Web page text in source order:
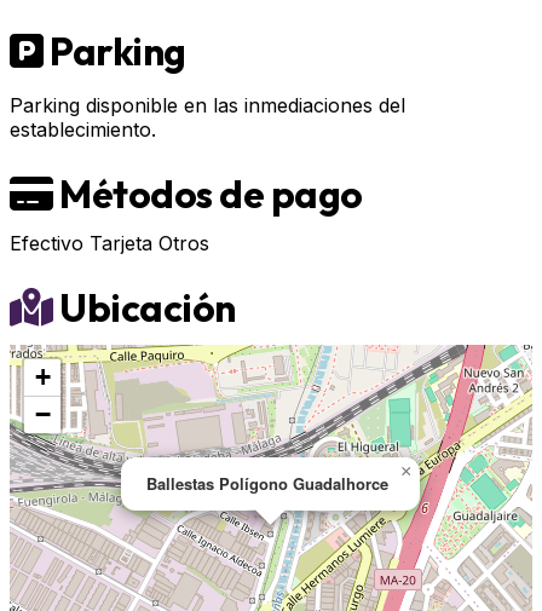
Parking
Parking disponible en las inmediaciones del
establecimiento.
Métodos de pago
Efectivo Tarjeta Otros
Ubicación
Ballestas Polígono Guadalhorce
×
+
−